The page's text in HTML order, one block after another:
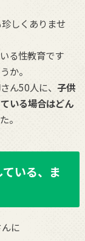
しくありませ
る性教育です
か。
ん50人に、 子供
いる場合はどん
。
いる、ま
に